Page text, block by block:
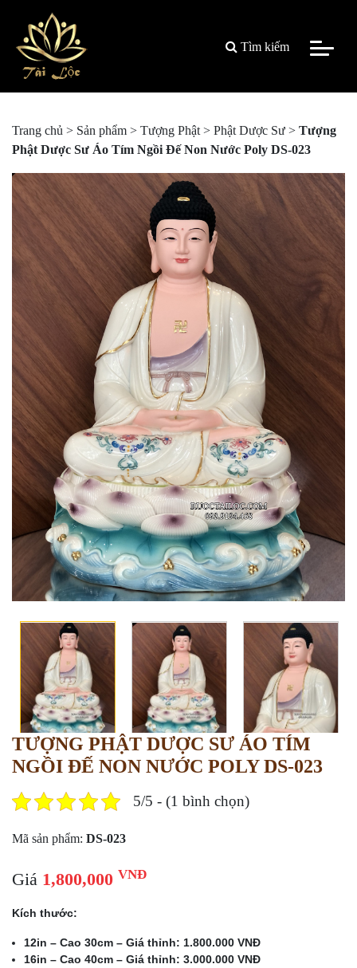
Tìm kiếm
Trang chủ > Sản phẩm > Tượng Phật > Phật Dược Sư > Tượng
Phật Dược Sư Áo Tím Ngồi Đế Non Nước Poly DS-023
TƯỢNG PHẬT DƯỢC SƯ ÁO TÍM
NGỒI ĐẾ NON NƯỚC POLY DS-023
5/5 - (1 bình chọn)
Mã sản phẩm: DS-023
Giá 1,800,000 VNĐ
Kích thước:
12in – Cao 30cm – Giá thỉnh: 1.800.000 VNĐ
16in – Cao 40cm – Giá thỉnh: 3.000.000 VNĐ